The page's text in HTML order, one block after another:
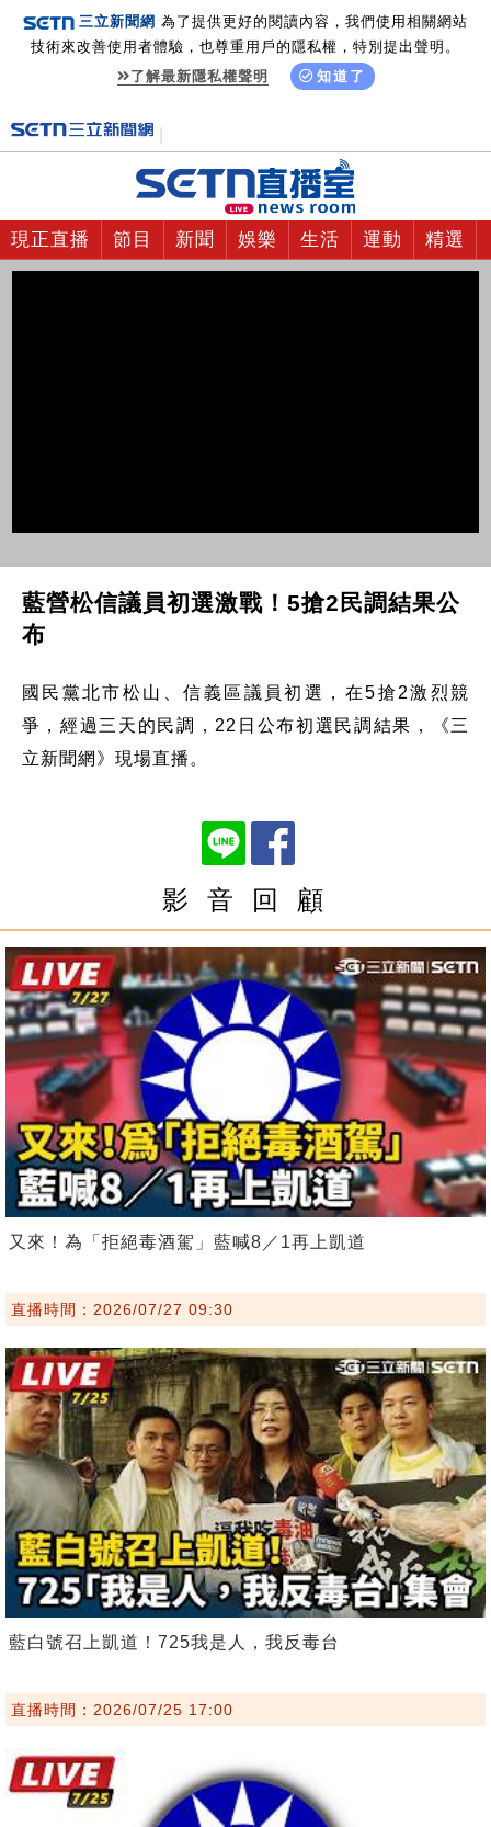
三立新聞網 為了提供更好的閱讀內容，我們使用相關網站
技術來改善使用者體驗，也尊重用戶的隱私權，特別提出聲明。
了解最新隱私權聲明
知道了
現正直播 節目 新聞 娛樂 生活 運動 精選
藍營松信議員初選激戰！5搶2民調結果公
布
國民黨北市松山、信義區議員初選，在5搶2激烈競
爭，經過三天的民調，22日公布初選民調結果，《三
立新聞網》現場直播。
影 音 回 顧
又來！為「拒絕毒酒駕」藍喊8／1再上凱道
直播時間：2026/07/27 09:30
藍白號召上凱道！725我是人，我反毒台
直播時間：2026/07/25 17:00